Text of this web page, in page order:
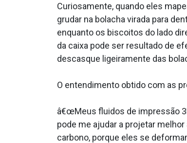
Curiosamente, quando eles
grudar na bolacha virada para
enquanto os biscoitos do lado
da caixa pode ser resultado de
descasque ligeiramente das
O entendimento obtido com as
â€œMeus fluidos de impressão
pode me ajudar a projetar
carbono, porque eles se